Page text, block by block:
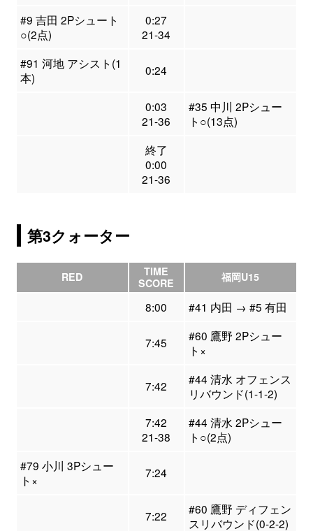
#9 吉田 2Pシュート
○(2点)
0:27
21-34
#91 河地 アシスト(1
本)
0:24
0:03
21-36
#35 中川 2Pシュー
ト○(13点)
終了
0:00
21-36
第3クォーター
RED
TIME
SCORE
福岡U15
8:00 #41 内田 → #5 有田
7:45
#60 鷹野 2Pシュー
ト×
7:42
#44 清水 オフェンス
リバウンド(1-1-2)
7:42
21-38
#44 清水 2Pシュー
ト○(2点)
#79 小川 3Pシュー
ト×
7:24
7:22
#60 鷹野 ディフェン
スリバウンド(0-2-2)